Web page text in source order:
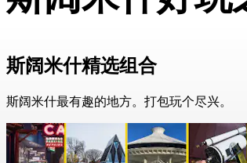
斯阔米什精选组合
斯阔米什最有趣的地方。打包玩个尽兴。